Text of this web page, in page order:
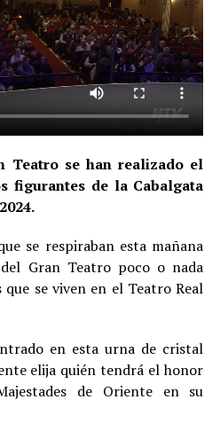
Teatro se han realizado el
figurantes de la Cabalgata
se respiraban esta mañana
Gran Teatro poco o nada
se viven en el Teatro Real
en esta urna de cristal
elija quién tendrá el honor
de Oriente en su